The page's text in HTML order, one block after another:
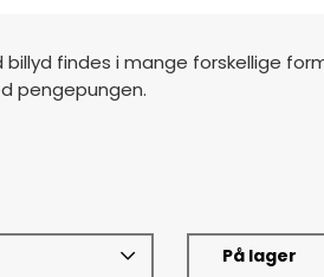
findes i mange forskellige
pengepungen.
På lager